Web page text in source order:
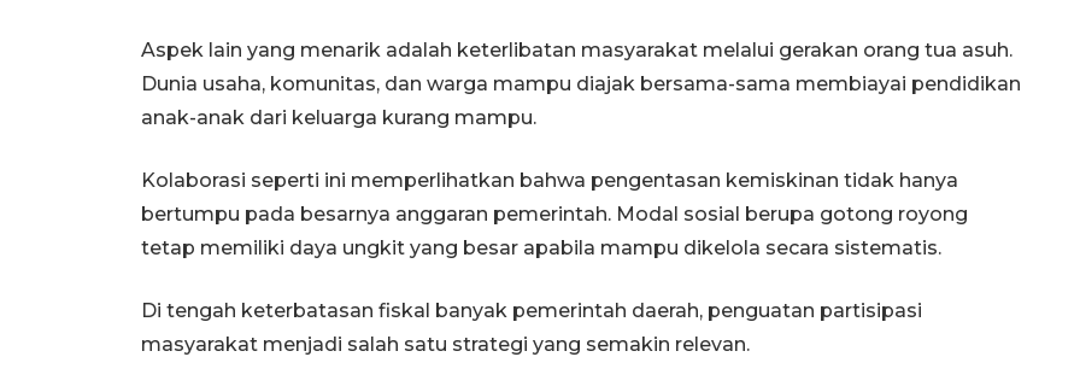
Aspek lain yang menarik adalah keterlibatan masyarakat melalui gerakan orang tua asuh.
Dunia usaha, komunitas, dan warga mampu diajak bersama-sama membiayai pendidikan
anak-anak dari keluarga kurang mampu.
Kolaborasi seperti ini memperlihatkan bahwa pengentasan kemiskinan tidak hanya
bertumpu pada besarnya anggaran pemerintah. Modal sosial berupa gotong royong
tetap memiliki daya ungkit yang besar apabila mampu dikelola secara sistematis.
Di tengah keterbatasan fiskal banyak pemerintah daerah, penguatan partisipasi
masyarakat menjadi salah satu strategi yang semakin relevan.